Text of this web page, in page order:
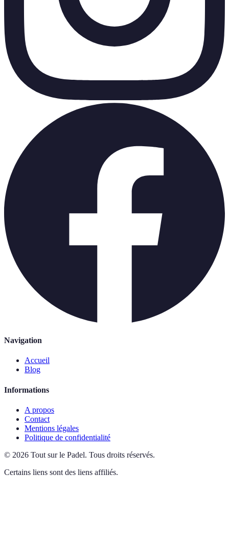
Navigation
Accueil
Blog
Informations
A propos
Contact
Mentions légales
Politique de confidentialité
© 2026 Tout sur le Padel. Tous droits réservés.
Certains liens sont des liens affiliés.